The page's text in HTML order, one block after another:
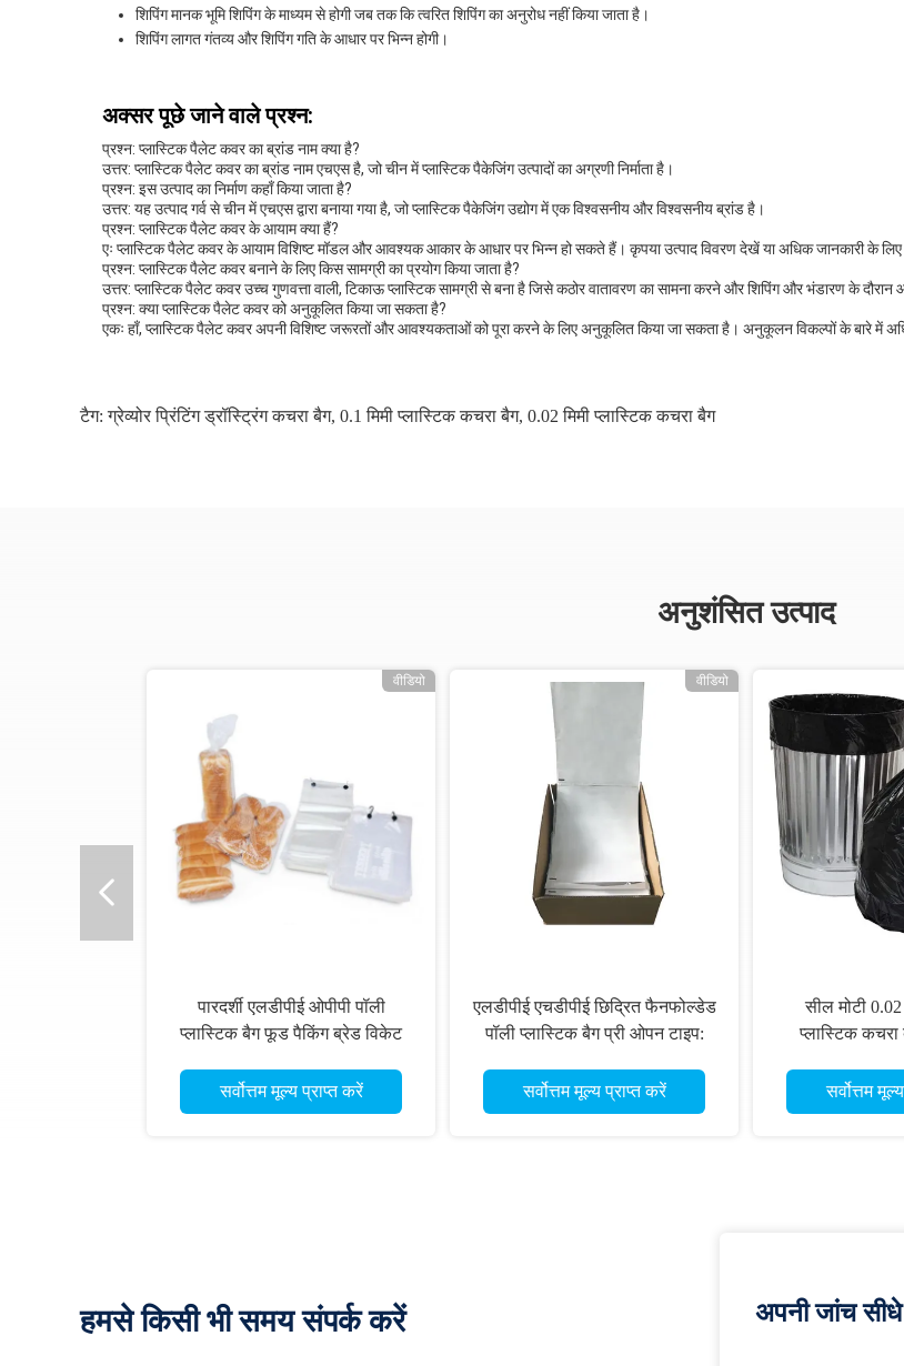
शिपिंग मानक भूमि शिपिंग के माध्यम से होगी जब तक कि त्वरित शिपिंग का अनुरोध नहीं किया जाता है।
शिपिंग लागत गंतव्य और शिपिंग गति के आधार पर भिन्न होगी।
अक्सर पूछे जाने वाले प्रश्न:
प्रश्न: प्लास्टिक पैलेट कवर का ब्रांड नाम क्या है?
उत्तर: प्लास्टिक पैलेट कवर का ब्रांड नाम एचएस है, जो चीन में प्लास्टिक पैकेजिंग उत्पादों का अग्रणी निर्माता है।
प्रश्न: इस उत्पाद का निर्माण कहाँ किया जाता है?
उत्तर: यह उत्पाद गर्व से चीन में एचएस द्वारा बनाया गया है, जो प्लास्टिक पैकेजिंग उद्योग में एक विश्वसनीय और विश्वसनीय ब्रांड है।
प्रश्न: प्लास्टिक पैलेट कवर के आयाम क्या हैं?
एः प्लास्टिक पैलेट कवर के आयाम विशिष्ट मॉडल और आवश्यक आकार के आधार पर भिन्न हो सकते हैं। कृपया उत्पाद विवरण देखें या अधिक जानकारी के लिए
प्रश्न: प्लास्टिक पैलेट कवर बनाने के लिए किस सामग्री का प्रयोग किया जाता है?
उत्तर: प्लास्टिक पैलेट कवर उच्च गुणवत्ता वाली, टिकाऊ प्लास्टिक सामग्री से बना है जिसे कठोर वातावरण का सामना करने और शिपिंग और भंडारण के दौरान
प्रश्न: क्या प्लास्टिक पैलेट कवर को अनुकूलित किया जा सकता है?
एकः हाँ, प्लास्टिक पैलेट कवर अपनी विशिष्ट जरूरतों और आवश्यकताओं को पूरा करने के लिए अनुकूलित किया जा सकता है। अनुकूलन विकल्पों के बारे में
टैग:ग्रेव्योर प्रिंटिंग ड्रॉस्ट्रिंग कचरा बैग, 0.1 मिमी प्लास्टिक कचरा बैग, 0.02 मिमी प्लास्टिक कचरा बैग
अनुशंसित उत्पाद
वीडियो
पारदर्शी एलडीपीई ओपीपी पॉली
प्लास्टिक बैग फूड पैकिंग ब्रेड विकेट
सर्वोत्तम मूल्य प्राप्त करें
वीडियो
एलडीपीई एचडीपीई छिद्रित फैनफोल्डेड
पॉली प्लास्टिक बैग प्री ओपन टाइप:
सर्वोत्तम मूल्य प्राप्त करें
सील मोटी 0.02
प्लास्टिक
सर्वोत्तम
हमसे किसी भी समय संपर्क करें अपनी जांच